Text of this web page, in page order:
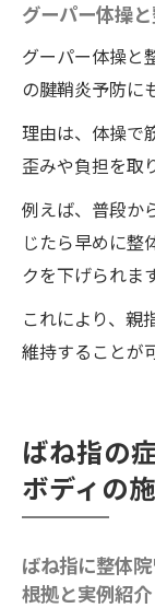
グーパー体操
グーパー体操と
の腱鞘炎予防に
理由は、体操で
歪みや負担を取
例えば、普段か
じたら早めに整
クを下げられます
これにより、親
維持することが
ばね指の
ボディの
ばね指に整体
根拠と実例紹介